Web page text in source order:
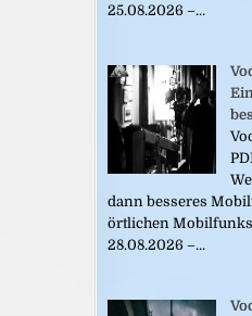
25.08.2026 –...
dann besseres
örtlichen
28.08.2026 –...